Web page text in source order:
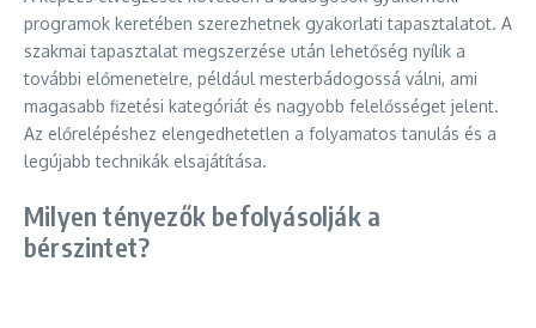
programok keretében szerezhetnek gyakorlati tapasztalatot. A
szakmai tapasztalat megszerzése után lehetőség nyílik a
további előmenetelre, például mesterbádogossá válni, ami
magasabb fizetési kategóriát és nagyobb felelősséget jelent.
Az előrelépéshez elengedhetetlen a folyamatos tanulás és a
legújabb technikák elsajátítása.
Milyen tényezők befolyásolják a
bérszintet?